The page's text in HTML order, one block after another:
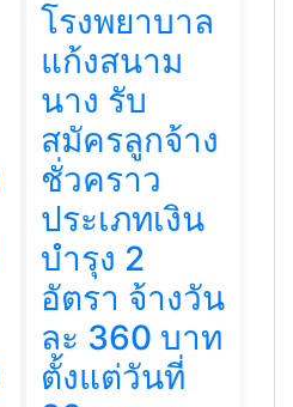
โรงพยาบาล
แก้งสนาม
นาง รับ
สมัครลูกจ้าง
ชั่วคราว
ประเภทเงิน
บำรุง 2
อัตรา จ้างวัน
ละ 360 บาท
ตั้งแต่วันที่